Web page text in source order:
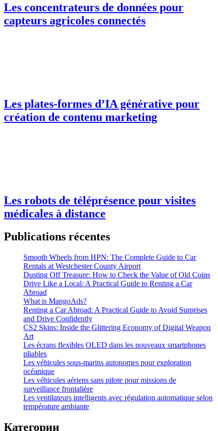
Les concentrateurs de données pour
capteurs agricoles connectés
Les plates-formes d’IA générative pour
création de contenu marketing
Les robots de téléprésence pour visites
médicales à distance
Publications récentes
Smooth Wheels from HPN: The Complete Guide to Car
Rentals at Westchester County Airport
Dusting Off Treasure: How to Check the Value of Old Coins
Drive Like a Local: A Practical Guide to Renting a Car
Abroad
What is MangoAds?
Renting a Car Abroad: A Practical Guide to Avoid Surprises
and Drive Confidently
CS2 Skins: Inside the Glittering Economy of Digital Weapon
Art
Les écrans flexibles OLED dans les nouveaux smartphones
pliables
Les véhicules sous-marins autonomes pour exploration
océanique
Les véhicules aériens sans pilote pour missions de
surveillance frontalière
Les ventilateurs intelligents avec régulation automatique selon
température ambiante
Категории